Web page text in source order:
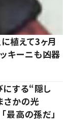
植えて3ヶ月
キーニも凶器
する“隠し
さかの光
最高の孫だ」